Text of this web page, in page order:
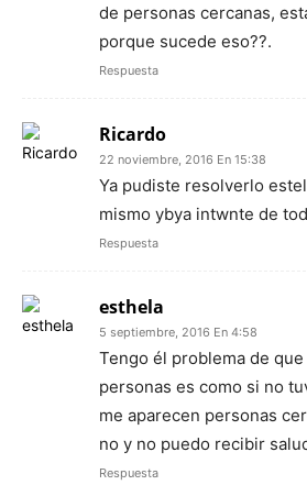
de personas cercanas,
porque sucede eso??.
Respuesta
Ricardo
22 noviembre, 2016 En 15:38
Ya pudiste resolverlo
mismo ybya intwnte de
Respuesta
esthela
5 septiembre, 2016 En 4:58
Tengo él problema de
personas es como si no
me aparecen personas
no y no puedo recibir
Respuesta